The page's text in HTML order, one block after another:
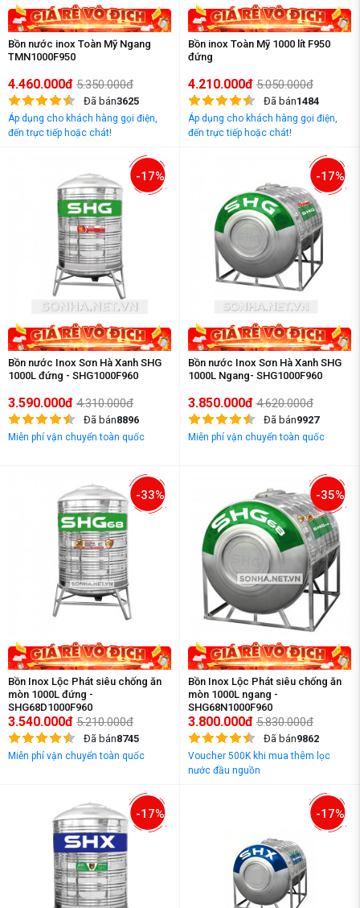
Bồn nước inox Toàn Mỹ Ngang
TMN1000F950
4.460.000đ 5.350.000đ
Đã bán3625
Áp dụng cho khách hàng gọi điện,
đến trực tiếp hoặc chát!
Bồn inox Toàn Mỹ 1000 lít F950
đứng
4.210.000đ 5.050.000đ
Đã bán1484
Áp dụng cho khách hàng gọi điện,
đến trực tiếp hoặc chát!
-17%
Bồn nước Inox Sơn Hà Xanh SHG
1000L đứng - SHG1000F960
3.590.000đ 4.310.000đ
Đã bán8896
Miễn phí vận chuyển toàn quốc
-17%
Bồn nước Inox Sơn Hà Xanh SHG
1000L Ngang- SHG1000F960
3.850.000đ 4.620.000đ
Đã bán9927
Miễn phí vận chuyển toàn quốc
-33%
Bồn Inox Lộc Phát siêu chống ăn
mòn 1000L đứng -
SHG68D1000F960
3.540.000đ 5.210.000đ
Đã bán8745
Miễn phí vận chuyển toàn quốc
-35%
Bồn Inox Lộc Phát siêu chống ăn
mòn 1000L ngang -
SHG68N1000F960
3.800.000đ 5.830.000đ
Đã bán9862
Voucher 500K khi mua thêm lọc
nước đầu nguồn
-17% -17%